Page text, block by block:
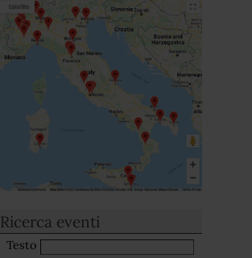
Ricerca eventi
Testo